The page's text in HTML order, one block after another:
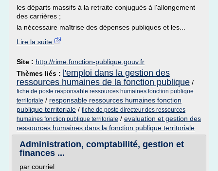
les départs massifs à la retraite conjugués à l'allongement
des carrières ;
la nécessaire maîtrise des dépenses publiques et les...
Lire la suite
Site : http://rime.fonction-publique.gouv.fr
Thèmes liés :
l'emploi dans la gestion des
ressources humaines de la fonction publique /
fiche de poste responsable ressources humaines fonction publique
territoriale / responsable ressources humaines fonction
publique territoriale / fiche de poste directeur des ressources
humaines fonction publique territoriale / evaluation et gestion des
ressources humaines dans la fonction publique territoriale
Administration, comptabilité, gestion et
finances ...
par courriel